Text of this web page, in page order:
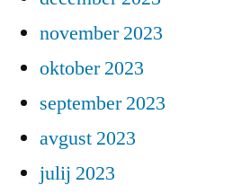
november 2023
oktober 2023
september 2023
avgust 2023
julij 2023